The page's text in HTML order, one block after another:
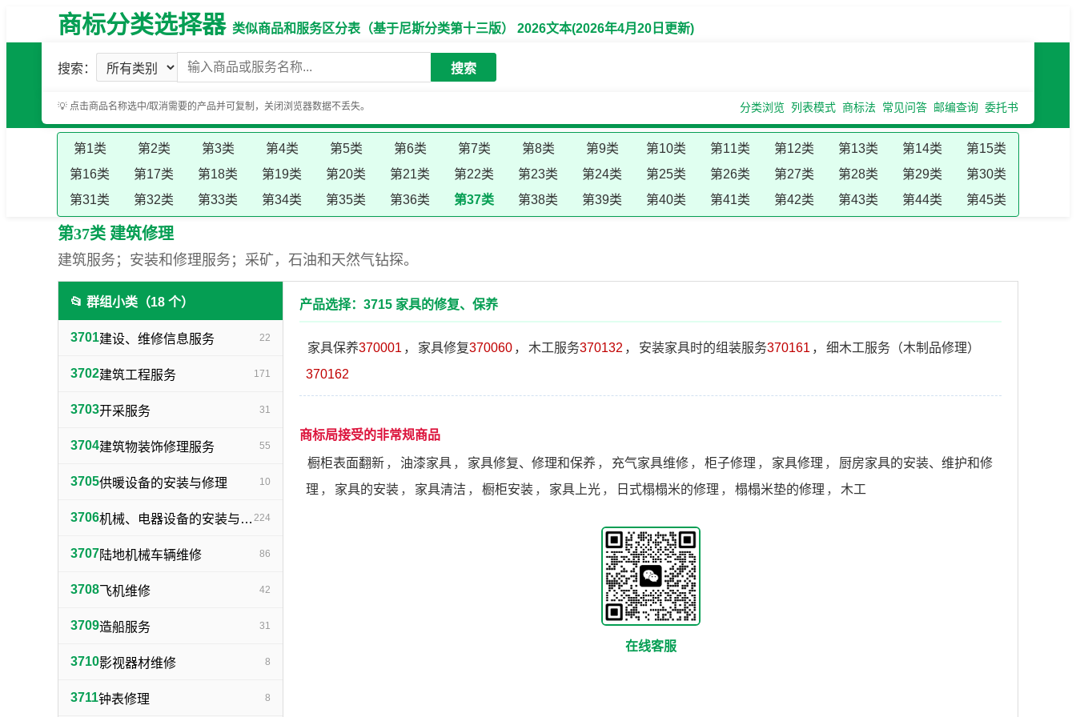
商标分类选择器类似商品和服务区分表（基于尼斯分类第十三版） 2026文本(2026年4月20日更新)
搜索： 搜索
💡 点击商品名称选中/取消需要的产品并可复制，关闭浏览器数据不丢失。 分类浏览 列表模式 商标法 常见问答 邮编查询 委托书
第1类 第2类 第3类 第4类 第5类 第6类 第7类 第8类 第9类 第10类 第11类 第12类 第13类 第14类
第15类
第16类
第17类 第18类 第19类 第20类 第21类 第22类 第23类 第24类 第25类 第26类 第27类 第28类 第29类
第30类
第31类
第32类 第33类 第34类 第35类 第36类 第37类 第38类 第39类 第40类 第41类 第42类 第43类 第44类 第45类
第37类 建筑修理
建筑服务；安装和修理服务；采矿，石油和天然气钻探。
📂 群组小类（18 个）
3701建设、维修信息服务 22
3702建筑工程服务 171
3703开采服务 31
3704建筑物装饰修理服务 55
3705供暖设备的安装与修理 10
3706 机械、电器设备的安装与修理 224
3707陆地机械车辆维修 86
3708飞机维修 42
3709造船服务 31
3710影视器材维修 8
3711钟表修理 8
产品选择：3715 家具的修复、保养
家具保养370001 ， 家具修复370060 ， 木工服务370132 ， 安装家具时的组装服务370161 ，
细木工服务（木制品修理）
370162
商标局接受的非常规商品
橱柜表面翻新 ， 油漆家具 ， 家具修复、修理和保养 ， 充气家具维修 ， 柜子修理 ， 家具修理 ，
厨房家具的安装、维护和修
理 ， 家具的安装 ， 家具清洁 ， 橱柜安装 ， 家具上光 ， 日式榻榻米的修理 ， 榻榻米垫的修理 ， 木工
在线客服